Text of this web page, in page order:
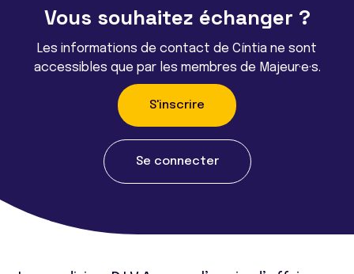
Vous souhaitez échanger ?
Les informations de contact de Cíntia ne sont
accessibles que par les membres de Majeur·e·s.
S'inscrire
Se connecter